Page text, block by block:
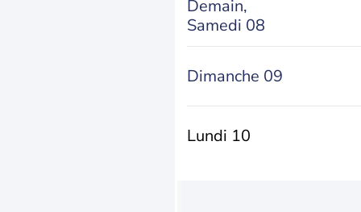
Demain,
Samedi 08
Dimanche 09
Lundi 10